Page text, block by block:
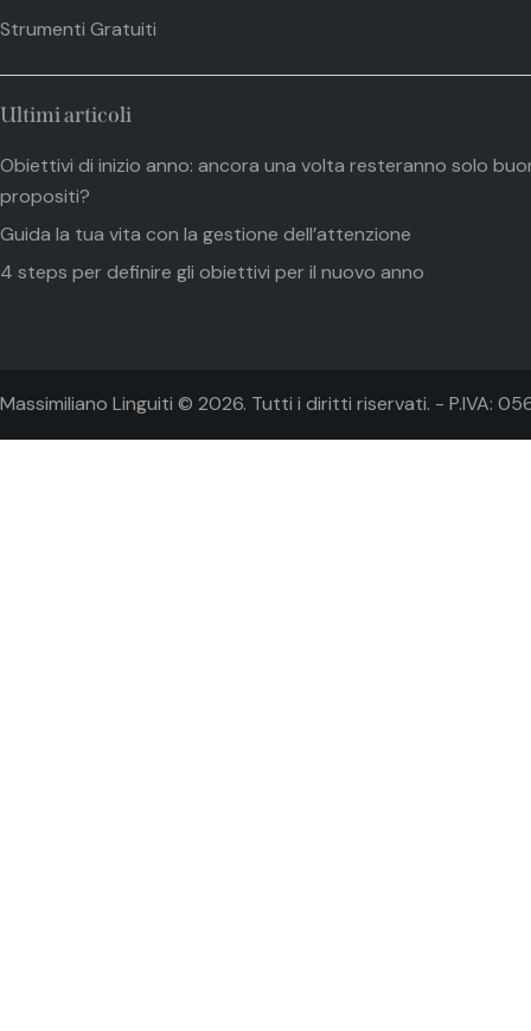
Strumenti Gratuiti
Ultimi articoli
Obiettivi di inizio anno: ancora una volta resteranno solo
propositi?
Guida la tua vita con la gestione dell’attenzione
4 steps per definire gli obiettivi per il nuovo anno
Massimiliano Linguiti © 2026. Tutti i diritti riservati. - P.IVA: